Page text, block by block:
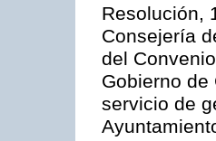
Resolución,
Consejería
del
Gobierno
servicio de